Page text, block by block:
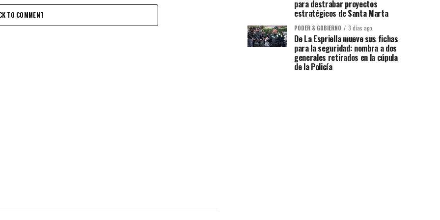
TO COMMENT
para destrabar proyectos
estratégicos de Santa Marta
PODER & GOBIERNO 3 días ago
De La Espriella mueve sus fichas
para la seguridad: nombra a dos
generales retirados en la cúpula
de la Policía